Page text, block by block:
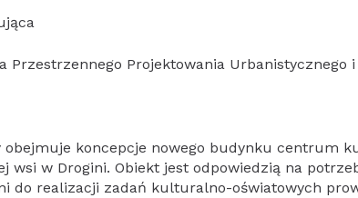
Przestrzennego Projektowania Urbanistycznego
obejmuje koncepcje nowego budynku centrum
wsi w Drogini. Obiekt jest odpowiedzią na
do realizacji zadań kulturalno-oświatowych